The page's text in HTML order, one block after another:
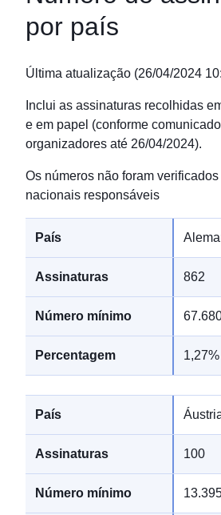
por país
Última atualização (26/04/2024
Inclui as assinaturas recolhidas
e em papel (conforme
organizadores até 26/04/2024).
Os números não foram
nacionais responsáveis
862
1,27%
100